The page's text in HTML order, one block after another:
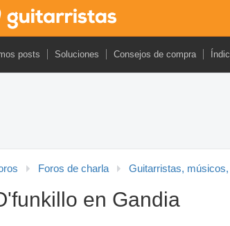
posts Soluciones Consejos de compra
Foros de charla Guitarristas,
en Gandia